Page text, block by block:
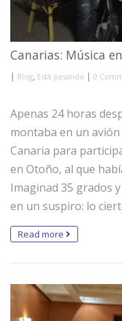
Canarias: Música
| Blog, Está pasando | 0
Apenas 24 horas
montaba en un avión
Canaria para
en Otoño, al que
Imaginad 35 grados
en un suspiro: lo
Read more